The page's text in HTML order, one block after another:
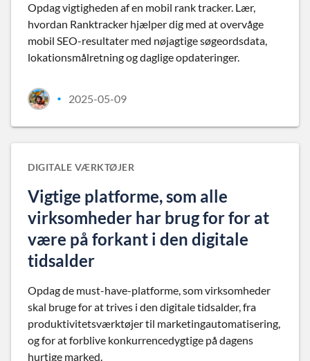
Opdag vigtigheden af en mobil rank tracker. Lær,
hvordan Ranktracker hjælper dig med at overvåge
mobil SEO-resultater med nøjagtige søgeordsdata,
lokationsmålretning og daglige opdateringer.
• 2025-05-09
DIGITALE VÆRKTØJER
Vigtige platforme, som alle
virksomheder har brug for for at
være på forkant i den digitale
tidsalder
Opdag de must-have-platforme, som virksomheder
skal bruge for at trives i den digitale tidsalder, fra
produktivitetsværktøjer til marketingautomatisering,
og for at forblive konkurrencedygtige på dagens
hurtige marked.